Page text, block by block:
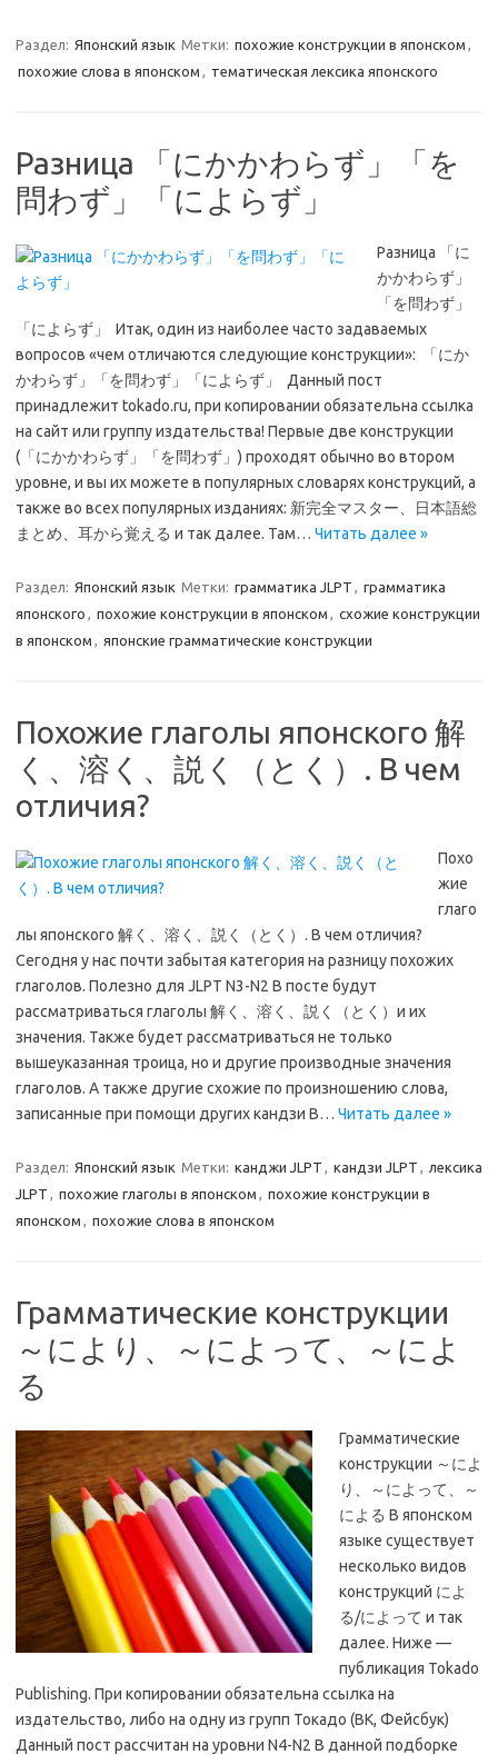
Раздел: Японский язык Метки: похожие конструкции в японском ,
похожие слова в японском , тематическая лексика японского
Разница 「にかかわらず」「を
問わず」「によらず」
Разница 「に
かかわらず」
「を問わず」
「によらず」 Итак, один из наиболее часто задаваемых
вопросов «чем отличаются следующие конструкции»: 「にか
かわらず」「を問わず」「によらず」 Данный пост
принадлежит tokado.ru, при копировании обязательна ссылка
на сайт или группу издательства! Первые две конструкции
(「にかかわらず」「を問わず」) проходят обычно во втором
уровне, и вы их можете в популярных словарях конструкций, а
также во всех популярных изданиях: 新完全マスター、日本語総
まとめ、耳から覚える и так далее. Там… Читать далее »
Раздел: Японский язык Метки: грамматика JLPT , грамматика
японского , похожие конструкции в японском , схожие конструкции
в японском , японские грамматические конструкции
Похожие глаголы японского 解
く、溶く、説く（とく）. В чем
отличия?
Похо
жие
глаго
лы японского 解く、溶く、説く（とく）. В чем отличия?
Сегодня у нас почти забытая категория на разницу похожих
глаголов. Полезно для JLPT N3-N2 В посте будут
рассматриваться глаголы 解く、溶く、説く（とく）и их
значения. Также будет рассматриваться не только
вышеуказанная троица, но и другие производные значения
глаголов. А также другие схожие по произношению слова,
записанные при помощи других кандзи В… Читать далее »
Раздел: Японский язык Метки: канджи JLPT , кандзи JLPT , лексика
JLPT , похожие глаголы в японском , похожие конструкции в
японском , похожие слова в японском
Грамматические конструкции
～により、～によって、～によ
る
Грамматические
конструкции ～によ
り、～によって、～
による В японском
языке существует
несколько видов
конструкций によ
る/によって и так
далее. Ниже —
публикация Tokado
Publishing. При копировании обязательна ссылка на
издательство, либо на одну из групп Токадо (ВК, Фейсбук)
Данный пост рассчитан на уровни N4-N2 В данной подборке